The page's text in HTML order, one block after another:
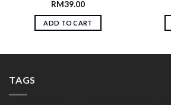
RM39.00
ADD TO CART
TAGS